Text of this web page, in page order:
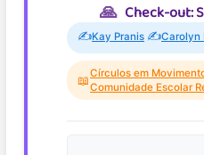
Check-out:
✍️Kay Pranis ✍️Carolyn
📖Círculos em
Comunidade Escolar